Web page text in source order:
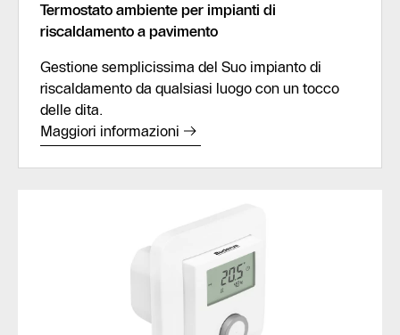
Termostato ambiente per impianti di
riscaldamento a pavimento
Gestione semplicissima del Suo impianto di
riscaldamento da qualsiasi luogo con un tocco
delle dita.
Maggiori informazioni